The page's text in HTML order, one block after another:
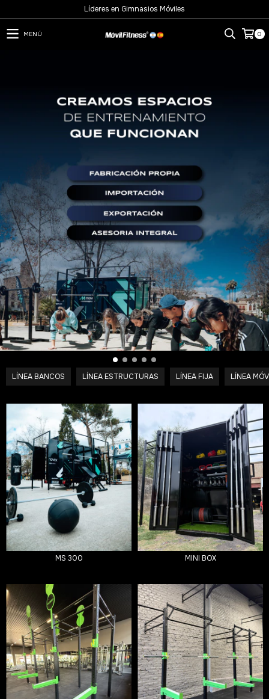
Líderes en Gimnasios Móviles
MENÚ 0
LÍNEA BANCOS LÍNEA ESTRUCTURAS LÍNEA FIJA LÍNEA
MS 300 MINI BOX